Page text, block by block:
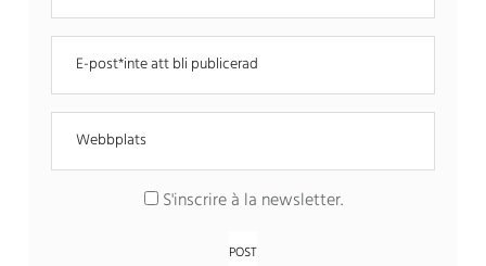
S'inscrire à la newsletter.